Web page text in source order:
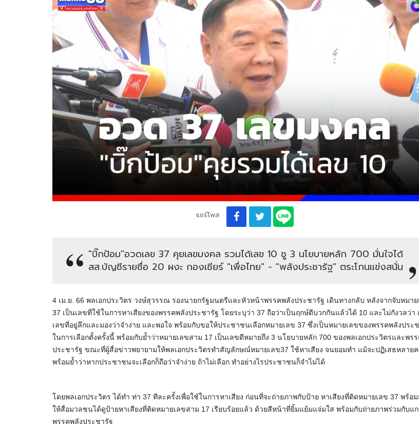
แชร์โพส
"บิ๊กป้อม"อวดเลข 37 คุยเลขมงคล รวมได้เลข 10 ชู 3 นโยบายหลัก 700 มั่นใจได้
สส.บัญชีรายชื่อ 20 ผงะ กองเชียร์ "เพื่อไทย" - "พลังประชารัฐ" ตระโกนแข่งสนั่น
4 เม.ย. 66 พลเอกประวิตร วงษ์สุวรรณ รองนายกรัฐมนตรีและหัวหน้าพรรคพลังประชารัฐ เดินทางกลับ หลังจากจับหมาย
37 เป็นเลขที่ใช้ในการหาเสียงของพรรคพลังประชารัฐ โดยระบุว่า 37 ถือว่าเป็นฤกษ์ดีบวกกันแล้วได้ 10 และไม่กังวลว่า
เลขที่อยู่ลึกและมองว่าจำง่าย และพอใจ พร้อมกับขอให้ประชาชนเลือกหมายเลข 37 ซึ่งเป็นหมายเลขของพรรคพลังประ
ในการเลือกตั้งครั้งนี้ พร้อมกับย้ำว่าหมายเลขสาม 17 เป็นเลขดีหมายถึง 3 นโยบายหลัก 700 ของพลเอกประวิตรและพร
ประชารัฐ ขณะที่ผู้สื่อข่าวพยายามให้พลเอกประวิตรทำสัญลักษณ์หมายเลข37 ใช้หาเสียง จนยอมทำ แม้จะปฏิเสธหลายค
พร้อมย้ำว่าหากประชาชนจะเลือกก็ถือว่าจำง่าย ถ้าไม่เลือก ทำอย่างไรประชาชนก็จำไม่ได้
โดยพลเอกประวิตร ได้ทำ ท่า 37 ทีละครั้งเพื่อใช้ในการหาเสียง ก่อนที่จะถ่ายภาพกับป้าย หาเสียงที่ติดหมายเลข 37 พร้อ
ให้สื่อมวลชนได้ดูป้ายหาเสียงที่ติดหมายเลขสาม 17 เรียบร้อยแล้ว ด้วยสีหน้าที่ยิ้มแย้มแจ่มใส พร้อมกับถ่ายภาพร่วมกับแ
พรรคพลังประชารัฐ